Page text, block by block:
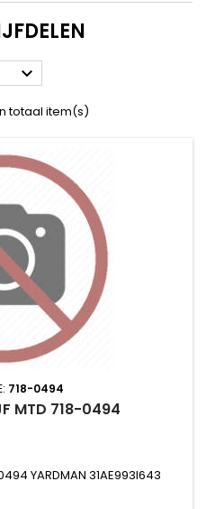

totaal item(s)
718-0494
MTD 718-0494
YARDMAN 31AE993I643